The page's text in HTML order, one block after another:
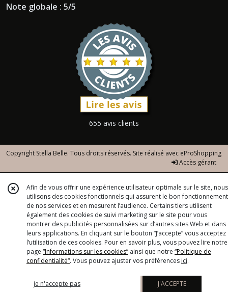
Note globale : 5/5
655 avis clients
Copyright Stella Belle. Tous droits réservés. Site réalisé avec eProShopping
Accès gérant
Afin de vous offrir une expérience utilisateur optimale sur le site, nous
utilisons des cookies fonctionnels qui assurent le bon fonctionnement
de nos services et en mesurent l’audience. Certains tiers utilisent
également des cookies de suivi marketing sur le site pour vous
montrer des publicités personnalisées sur d’autres sites Web et dans
leurs applications. En cliquant sur le bouton “J’accepte” vous acceptez
l’utilisation de ces cookies. Pour en savoir plus, vous pouvez lire notre
page “Informations sur les cookies” ainsi que notre “Politique de
confidentialité“. Vous pouvez ajuster vos préférences ici.
je n'accepte pas J'ACCEPTE